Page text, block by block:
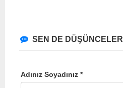
SEN DE
Adınız Soyadınız *